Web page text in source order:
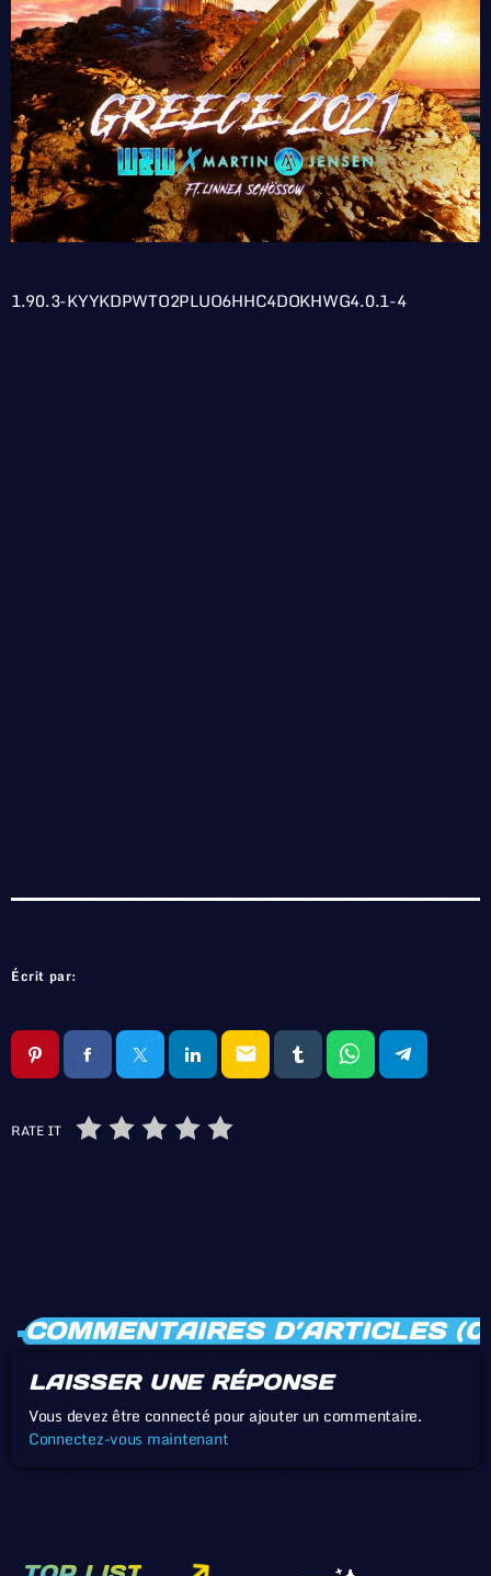
1.90.3-KYYKDPWTO2PLUO6HHC4DOKHWG4.0.1-4
Écrit par:
email
RATE IT
COMMENTAIRES D’ARTICLES
LAISSER UNE RÉPONSE
Vous devez être connecté pour ajouter un commentaire.
Connectez-vous maintenant